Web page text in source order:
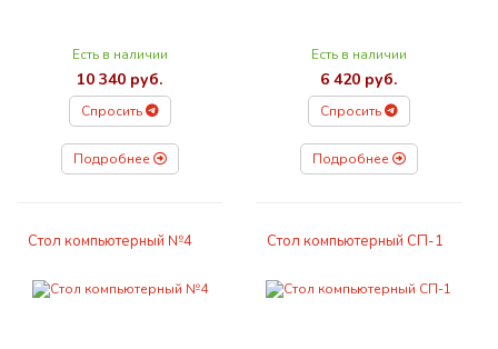
Есть в наличии
10 340 руб.
Спросить
Подробнее
Есть в наличии
6 420 руб.
Спросить
Подробнее
Стол компьютерный №4 Стол компьютерный СП-1